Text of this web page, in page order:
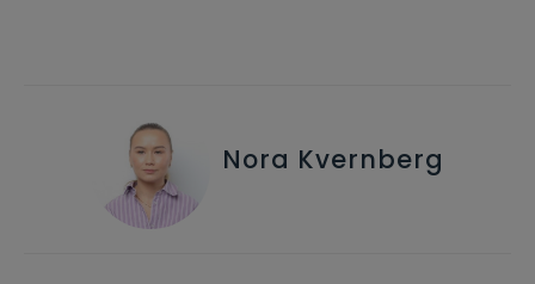
Nora Kvernberg